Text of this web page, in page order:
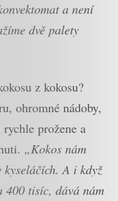
a není
dvě palety
z kokosu?
ohromné nádoby,
prožene a
„Kokos nám
kyseláčích. A i když
400 tisíc, dává nám